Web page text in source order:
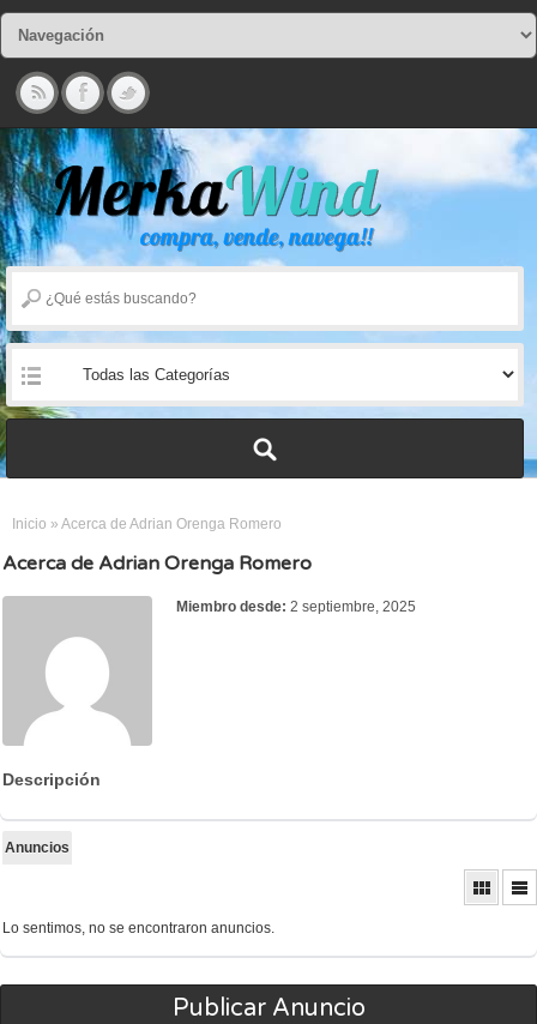
Inicio » Acerca de Adrian Orenga Romero
Acerca de Adrian Orenga Romero
Miembro desde: 2 septiembre, 2025
Descripción
Anuncios
Lo sentimos, no se encontraron anuncios.
Publicar Anuncio